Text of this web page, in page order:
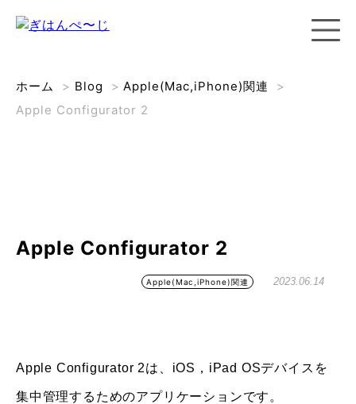
ホーム > Blog >Apple(Mac,iPhone)関連
>
Apple Configurator 2
Apple Configurator 2
Apple(Mac,iPhone)関連 2023.06.14
Apple Configurator 2は、iOS，iPad OSデバイスを
集中管理するためのアプリケーションです。